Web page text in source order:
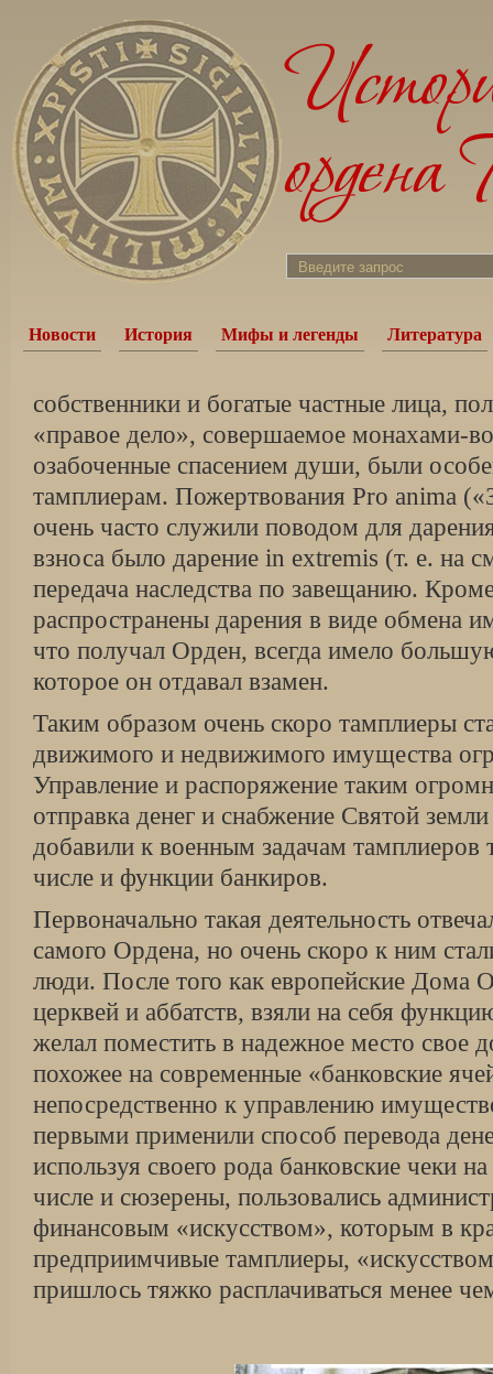
Новости История Мифы и легенды Литература
собственники и богатые частные лица,
«правое дело», совершаемое монахами-
озабоченные спасением души, были
тамплиерам. Пожертвования Pro anima
очень часто служили поводом для
взноса было дарение in extremis (т. е. на
передача наследства по завещанию.
распространены дарения в виде обмена
что получал Орден, всегда имело
которое он отдавал взамен.
Таким образом очень скоро тамплиеры
движимого и недвижимого имущества
Управление и распоряжение таким
отправка денег и снабжение Святой
добавили к военным задачам
числе и функции банкиров.
Первоначально такая деятельность
самого Ордена, но очень скоро к ним
люди. После того как европейские Дома
церквей и аббатств, взяли на себя
желал поместить в надежное место свое
похожее на современные «банковские
непосредственно к управлению
первыми применили способ перевода
используя своего рода банковские чеки
числе и сюзерены, пользовались
финансовым «искусством», которым в
предприимчивые тамплиеры,
пришлось тяжко расплачиваться менее